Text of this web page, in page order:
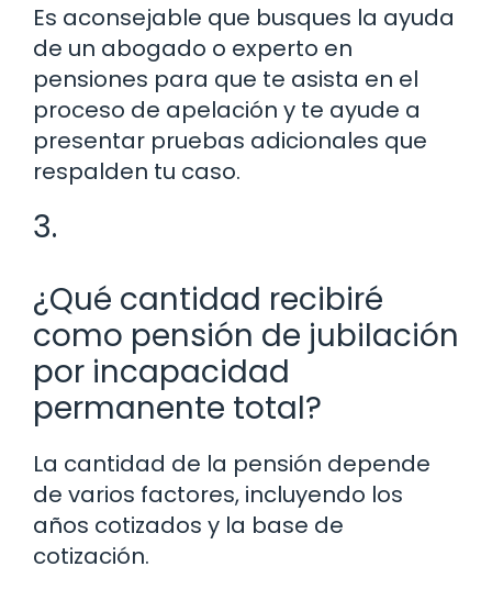
Es aconsejable que busques la ayuda
de un abogado o experto en
pensiones para que te asista en el
proceso de apelación y te ayude a
presentar pruebas adicionales que
respalden tu caso.
3.
¿Qué cantidad recibiré
como pensión de jubilación
por incapacidad
permanente total?
La cantidad de la pensión depende
de varios factores, incluyendo los
años cotizados y la base de
cotización.